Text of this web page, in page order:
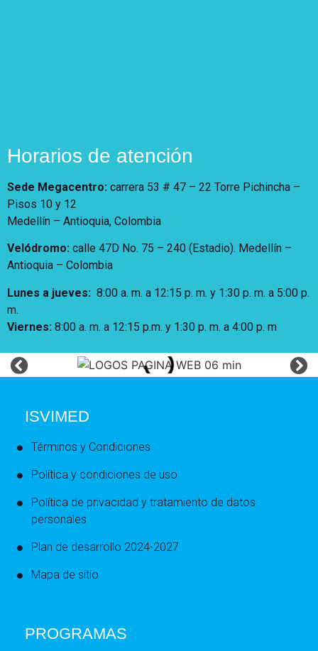
Horarios de atención
Sede Megacentro: carrera 53 # 47 – 22 Torre Pichincha –
Pisos 10 y 12
Medellín – Antioquia, Colombia
Velódromo: calle 47D No. 75 – 240 (Estadio). Medellín –
Antioquia – Colombia
Lunes a jueves: 8:00 a. m. a 12:15 p. m. y 1:30 p. m. a 5:00 p.
m.
Viernes: 8:00 a. m. a 12:15 p.m. y 1:30 p. m. a 4:00 p. m
ISVIMED
Términos y Condiciones
Política y condiciones de uso
Política de privacidad y tratamiento de datos
personales
Plan de desarrollo 2024-2027
Mapa de sitio
PROGRAMAS